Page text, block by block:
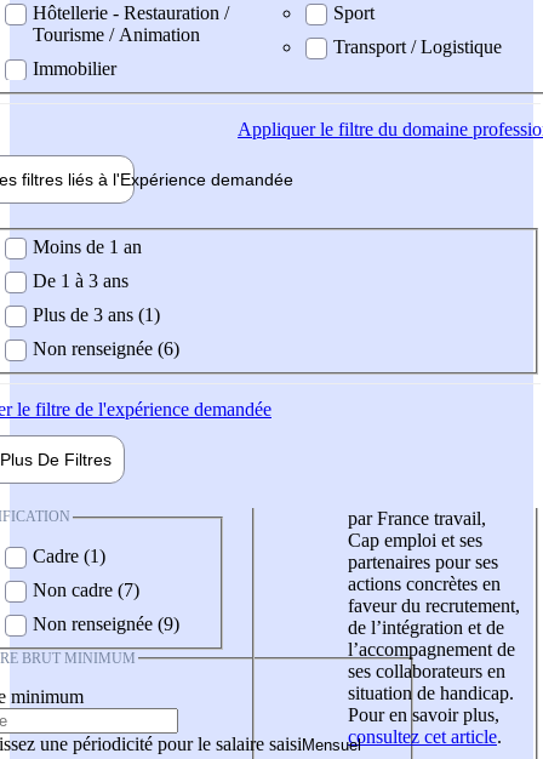
Hôtellerie - Restauration /
Tourisme / Animation
Immobilier
Sport
Transport / Logistique
Appliquerle filtre du domaine
filtres liés à l'Expérience demandée
demandée
Moins de 1 an
De 1 à 3 ans
Plus de 3 ans (1)
Non renseignée (6)
le filtre de l'expérience demandée
Plus De Filtres
Cadre (1)
Non cadre (7)
Non renseignée (9)
BRUT MINIMUM
minimum
une périodicité pour le salaire saisi
par France travail,
Cap emploi et ses
partenaires pour ses
actions concrètes en
faveur du recrutement,
de l’intégration et de
l’accompagnement de
ses collaborateurs en
situation de handicap.
Pour en savoir plus,
consultez cet article.